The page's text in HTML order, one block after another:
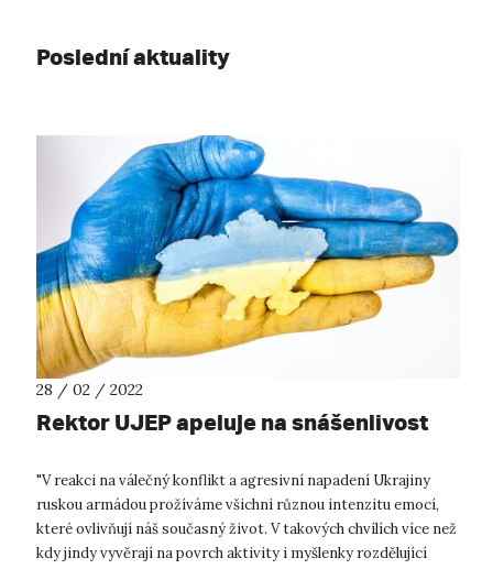
Poslední aktuality
28 / 02 / 2022
Rektor UJEP apeluje na snášenlivost
"V reakci na válečný konflikt a agresivní napadení Ukrajiny
ruskou armádou prožíváme všichni různou intenzitu emocí,
které ovlivňují náš současný život. V takových chvílích více než
kdy jindy vyvěrají na povrch aktivity i myšlenky rozdělující